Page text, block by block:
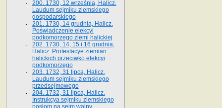
200. 1730, 12 września, Halicz.
Laudum sejmiku ziemskiego
gospodarskiego
201. 1730, 14 grudnia, Halicz.
Poświadczenie elekcyi
podkomorzego ziemi halickiej
202. 1730, 14, 15 i 16 grudnia,
Halicz. Protestacye ziemian
halickich przeciwko elekcyi
podkomorzego
203. 1732, 31 lipca, Halicz.
Laudum sejmiku ziemskiego
przedsejmowego
204. 1732, 31 lipca, Halicz.
Instrukcya sejmiku ziemskiego
posłom na sejm walny